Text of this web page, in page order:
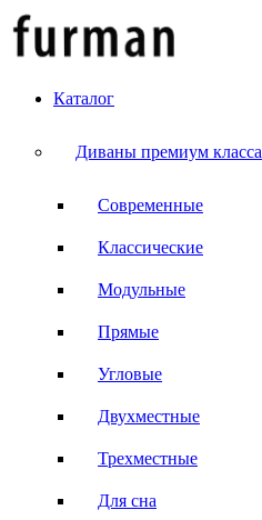
Каталог
Диваны премиум класса
Современные
Классические
Модульные
Прямые
Угловые
Двухместные
Трехместные
Для сна